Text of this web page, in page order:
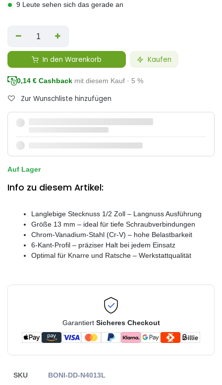
9 Leute sehen sich das gerade an
In den Warenkorb Kaufen
0,14 € Cashback mit diesem Kauf · 5 %
Zur Wunschliste hinzufügen
Auf Lager
Info zu diesem Artikel:
Langlebige Stecknuss 1/2 Zoll – Langnuss Ausführung
Größe 13 mm – ideal für tiefe Schraubverbindungen
Chrom-Vanadium-Stahl (Cr-V) – hohe Belastbarkeit
6-Kant-Profil – präziser Halt bei jedem Einsatz
Optimal für Knarre und Ratsche – Werkstattqualität
Garantiert Sicheres Checkout
SKU
BONI-DD-N4013L